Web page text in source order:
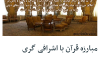
28 اکتبر 2018
مبارزه قرآن با اشرافی گری